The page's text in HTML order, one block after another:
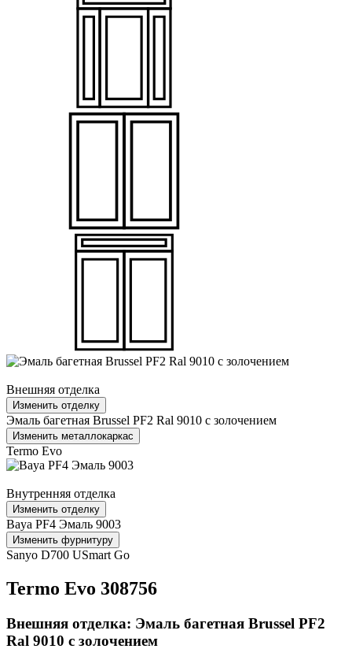
Внешняя отделка
Изменить отделку
Эмаль багетная Brussel PF2 Ral 9010 с золочением
Изменить металлокаркас
Termo Evo
Внутренняя отделка
Изменить отделку
Baya PF4 Эмаль 9003
Изменить фурнитуру
Sanyo D700 USmart Go
Termo Evo 308756
Внешняя отделка: Эмаль багетная Brussel PF2
Ral 9010 с золочением